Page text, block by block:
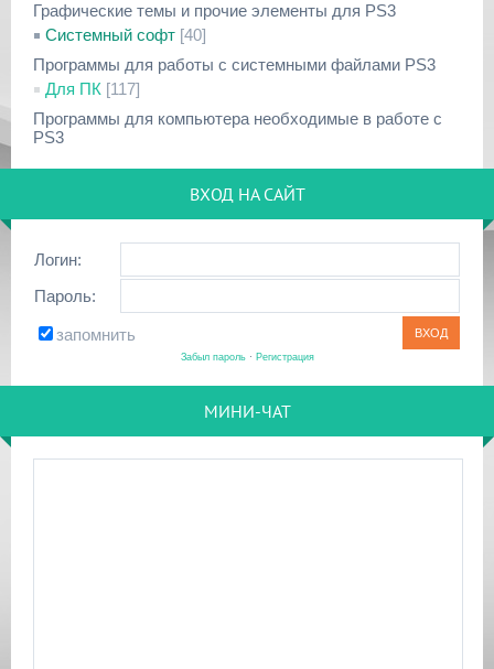
Графические темы и прочие элементы для PS3
Системный софт [40]
Программы для работы с системными файлами PS3
Для ПК [117]
Программы для компьютера необходимые в работе с
PS3
ВХОД НА САЙТ
Логин:
Пароль:
запомнить
Забыл пароль· Регистрация
МИНИ-ЧАТ